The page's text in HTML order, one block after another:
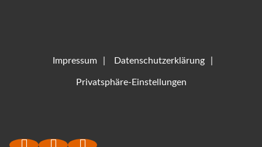
Impressum Datenschutzerklärung
Privatsphäre-Einstellungen